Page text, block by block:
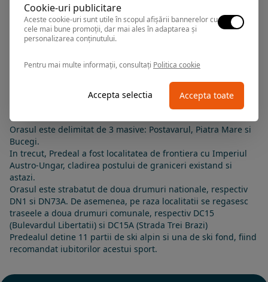
mare altitudine din Romania (1.030-1.110 m).
Coordonatele Predealului sunt 45’30” latitudine Nordica si
25’26” latitudine Estica. Localitatea se invecineaza cu mai
multe orase, astfel: in Sud cu orasul Azuga, in Sud-Vest cu
Municipiul Brasov.
Predealul este asezat pe Valea Prahovei, langa trecatoarea cu
acelasi nume din Carpatii Meridionali, la altitudinea de 1.060
m, intr-o trecatoare intre Muntenia si Transilvania. Localitatea
are ca delimitari raurile Prahova la sud si Timis la nord.
Orasul este delimitat de 3 masive: Postavarul, Piatra Mare si
Bucegi.
In trecut, Predeal a fost localitatea de frontiera cu Imperiul
Austro-Ungar, cladirea postului de graniceri existand si
astazi.
Orasul este strabatut de doua drumuri nationale, respectiv
DN1 si DN73A. De asemenea, pe raza localitatii se regasesc
traseele a doua drumuri comunale, respectiv DC15
(Bulevardul Libertatii) si DC15A (Strada Trei Brazi)
Predealul detine 11 partii de ski alpin si una de ski fond, fiind
recomandat iubitorilor acestui sport.
Cookie-uri publicitare
Aceste cookie-uri sunt utile în scopul afișării bannerelor cu
cele mai bune promoții, dar mai ales în adaptarea și
personalizarea conținutului.
Pentru mai multe informații, consultați Politica cookie
Accepta selectia Accepta toate